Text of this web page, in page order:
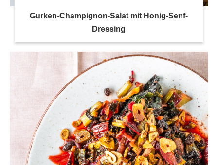
Gurken-Champignon-Salat mit Honig-Senf-
Dressing